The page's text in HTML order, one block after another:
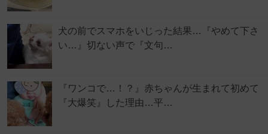
犬の前でスマホをいじった結果…『やめて下さ
い…』切ない声で『文句…
『ワンコで…！？』赤ちゃんが生まれて初めて
『大爆笑』した理由…平…